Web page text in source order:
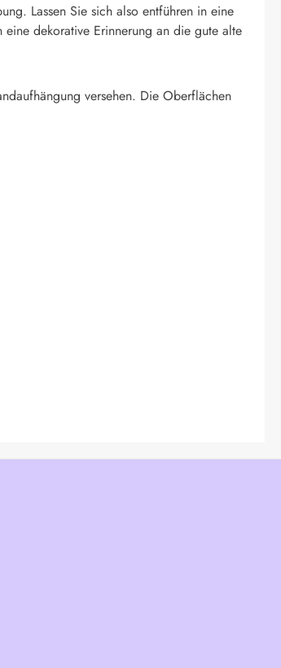
Lassen Sie sich also entführen in eine
dekorative Erinnerung an die gute alte
versehen. Die Oberflächen